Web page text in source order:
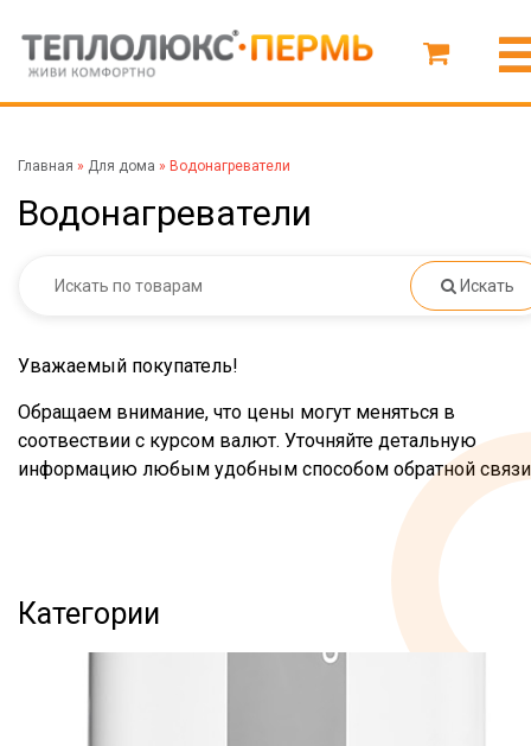
Главная » Для дома » Водонагреватели
Водонагреватели
Искать
Уважаемый покупатель!
Обращаем внимание, что цены могут меняться в
соотвествии с курсом валют. Уточняйте детальную
информацию любым удобным способом обратной
Категории